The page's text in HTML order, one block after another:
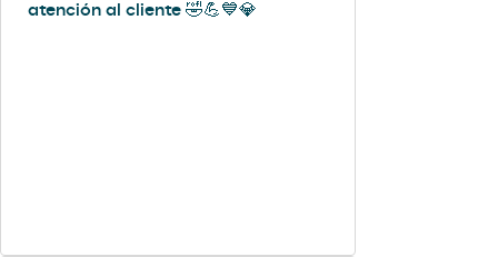
atención al cliente 🤣💪💙💎